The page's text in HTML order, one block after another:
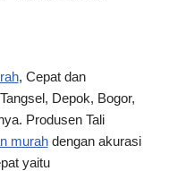
, Cepat dan
Depok, Bogor,
Produsen Tali
murahdengan akurasi
yaitu